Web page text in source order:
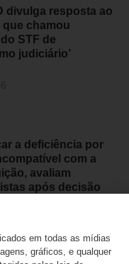
divulga resposta ao
que chamou
STF de
judiciário’
a deficiência por
com a
avaliam
após decisão
em todas as mídias
gráficos, e qualquer